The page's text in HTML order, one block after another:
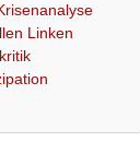
Linken